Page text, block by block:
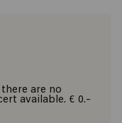
are no
available. € 0.-